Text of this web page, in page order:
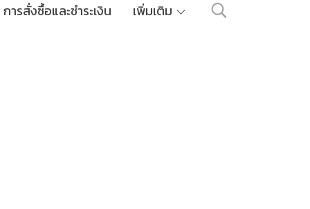
การสั่งซื้อและชำระเงิน เพิ่มเติม